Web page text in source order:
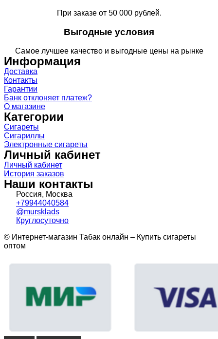
При заказе от 50 000 рублей.
Выгодные условия
Самое лучшее качество и выгодные цены на рынке
Информация
Доставка
Контакты
Гарантии
Банк отклоняет платеж?
О магазине
Категории
Сигареты
Сигариллы
Электронные сигареты
Личный кабинет
Личный кабинет
История заказов
Наши контакты
Россия, Москва
+79944040584
@mursklads
Круглосуточно
© Интернет-магазин Табак онлайн – Купить сигареты
оптом